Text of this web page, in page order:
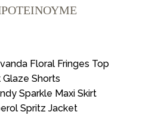
Floral Fringes Top
Glaze Shorts
Sparkle Maxi Skirt
Spritz Jacket